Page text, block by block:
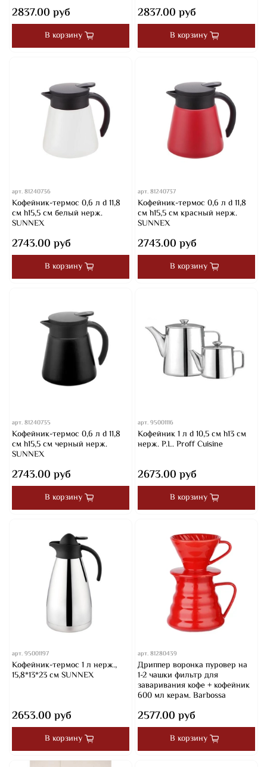
2837.00 руб
В корзину
2837.00 руб
В корзину
арт.81240736
Кофейник-термос 0,6 л d 11,8
см h15,5 см белый нерж.
SUNNEX
2743.00 руб
В корзину
арт.81240737
Кофейник-термос 0,6 л d 11,8
см h15,5 см красный нерж.
SUNNEX
2743.00 руб
В корзину
арт.81240735
Кофейник-термос 0,6 л d 11,8
см h15,5 см черный нерж.
SUNNEX
2743.00 руб
В корзину
арт.95001116
Кофейник 1 л d 10,5 см h13 см
нерж. P.L. Proff Cuisine
2673.00 руб
В корзину
арт.95001197
Кофейник-термос 1 л нерж.,
15,8*13*23 см SUNNEX
2653.00 руб
В корзину
арт.81280439
Дриппер воронка пуровер на
1-2 чашки фильтр для
заваривания кофе + кофейник
600 мл керам. Barbossa
2577.00 руб
В корзину